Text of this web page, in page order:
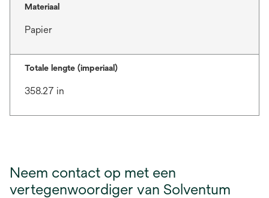
Materiaal
Papier
Totale lengte (imperiaal)
358.27 in
Neem contact op met een
vertegenwoordiger van Solventum